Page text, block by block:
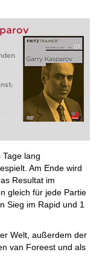
lang
Am Ende wird
Resultat im
gleich für jede Partie
Sieg im Rapid und 1
Welt, außerdem der
van Foreest und als